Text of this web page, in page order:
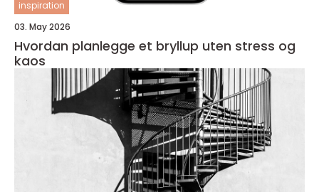
inspiration
03. May 2026
Hvordan planlegge et bryllup uten stress og
kaos